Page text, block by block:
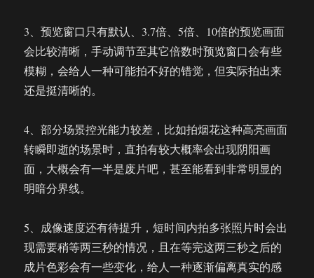
3、预览窗口只有默认、3.7倍、5倍、10倍的预览画面
会比较清晰，手动调节至其它倍数时预览窗口会有些
模糊，会给人一种可能拍不好的错觉，但实际拍出来
还是挺清晰的。
4、部分场景控光能力较差，比如拍烟花这种高亮画面
转瞬即逝的场景时，直拍有较大概率会出现阴阳画
面，大概会有一半是废片吧，甚至能看到非常明显的
明暗分界线。
5、成像速度还有待提升，短时间内拍多张照片时会出
现需要稍等两三秒的情况，且在等完这两三秒之后的
成片色彩会有一些变化，给人一种逐渐偏离真实的感